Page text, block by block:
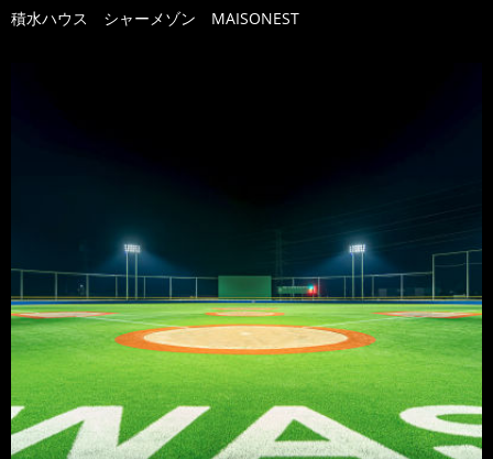
積水ハウス シャーメゾン MAISONEST